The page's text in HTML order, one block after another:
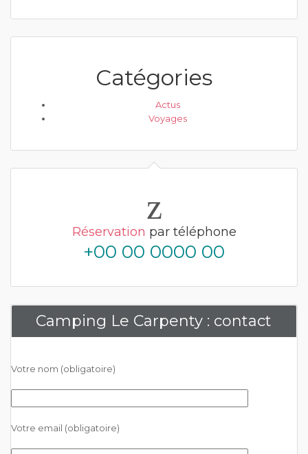
Catégories
Actus
Voyages
Réservation par téléphone
+00 00 0000 00
Camping Le Carpenty : contact
Votre nom (obligatoire)
Votre email (obligatoire)